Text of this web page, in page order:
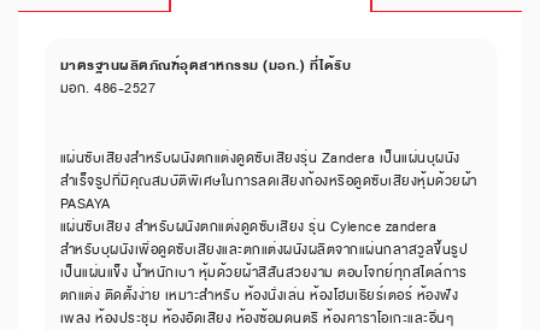
มาตรฐานผลิตภัณฑ์อุตสาหกรรม (มอก.) ที่ได้รับ
มอก. 486-2527
แผ่นซับเสียงสำหรับผนังตกแต่งดูดซับเสียงรุ่น Zandera เป็นแผ่นบุผนัง
สำเร็จรูปที่มีคุณสมบัติพิเศษในการลดเสียงก้องหรือดูดซับเสียงหุ้มด้วยผ้า
PASAYA
แผ่นซับเสียง สำหรับผนังตกแต่งดูดซับเสียง รุ่น Cylence zandera
สำหรับบุผนังเพื่อดูดซับเสียงและตกแต่งผนังผลิตจากแผ่นกลาสวูลขึ้นรูป
เป็นแผ่นแข็ง น้ำหนักเบา หุ้มด้วยผ้าสีสันสวยงาม ตอบโจทย์ทุกสไตล์การ
ตกแต่ง ติดตั้งง่าย เหมาะสำหรับ ห้องนั่งเล่น ห้องโฮมเธียร์เตอร์ ห้องฟัง
เพลง ห้องประชุม ห้องอัดเสียง ห้องซ้อมดนตรี ห้องคาราโอเกะและอื่นๆ